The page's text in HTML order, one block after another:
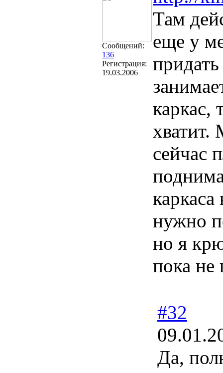
Сообщений:
136
Регистрация:
19.03.2006
Там
еще у
хватит.
сейчас
нужно
но я
пока не
#32
Да,